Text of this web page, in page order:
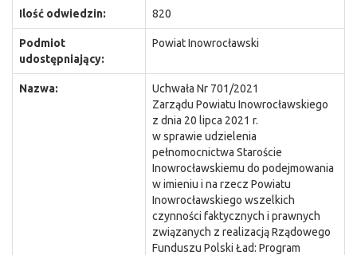
Ilość odwiedzin: 820
Podmiot
udostępniający:
Powiat Inowrocławski
Nazwa:
Uchwała Nr 701/2021
Zarządu Powiatu Inowrocławskiego
z dnia 20 lipca 2021 r.
w sprawie udzielenia
pełnomocnictwa Staroście
Inowrocławskiemu do podejmowania
w imieniu i na rzecz Powiatu
Inowrocławskiego wszelkich
czynności faktycznych i prawnych
związanych z realizacją Rządowego
Funduszu Polski Ład: Program